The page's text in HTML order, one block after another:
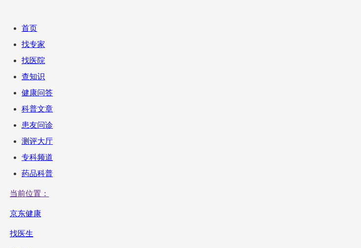
首页
找专家
找医院
查知识
健康问答
科普文章
患友问诊
测评大厅
专科频道
药品科普
当前位置：
京东健康
找医生